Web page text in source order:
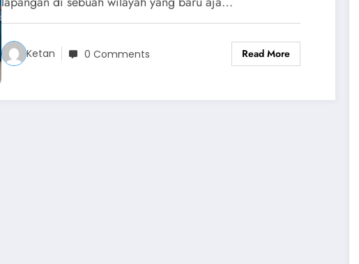
Ketan 0 Comments Read More